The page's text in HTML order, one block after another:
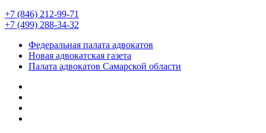
+7 (846) 212-99-71
+7 (499) 288-34-32
Федеральная палата адвокатов
Новая адвокатская газета
Палата адвокатов Самарской области